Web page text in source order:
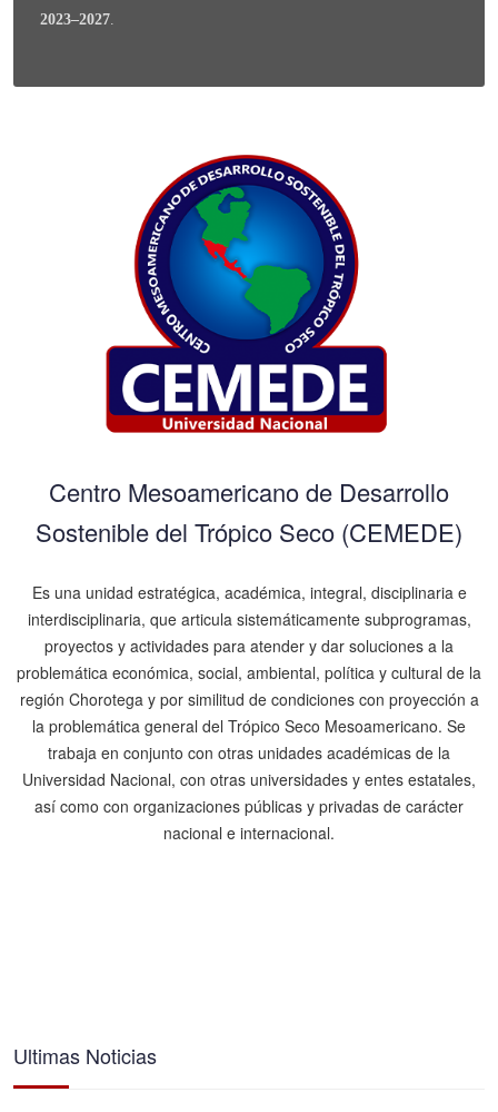
2023–2027.
Centro Mesoamericano de Desarrollo
Sostenible del Trópico Seco (CEMEDE)
Es una unidad estratégica, académica, integral, disciplinaria e
interdisciplinaria, que articula sistemáticamente subprogramas,
proyectos y actividades para atender y dar soluciones a la
problemática económica, social, ambiental, política y cultural de la
región Chorotega y por similitud de condiciones con proyección a
la problemática general del Trópico Seco Mesoamericano. Se
trabaja en conjunto con otras unidades académicas de la
Universidad Nacional, con otras universidades y entes estatales,
así como con organizaciones públicas y privadas de carácter
nacional e internacional.
Ultimas Noticias